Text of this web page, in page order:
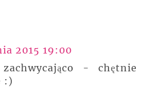
2015 19:00
- chętnie
:)